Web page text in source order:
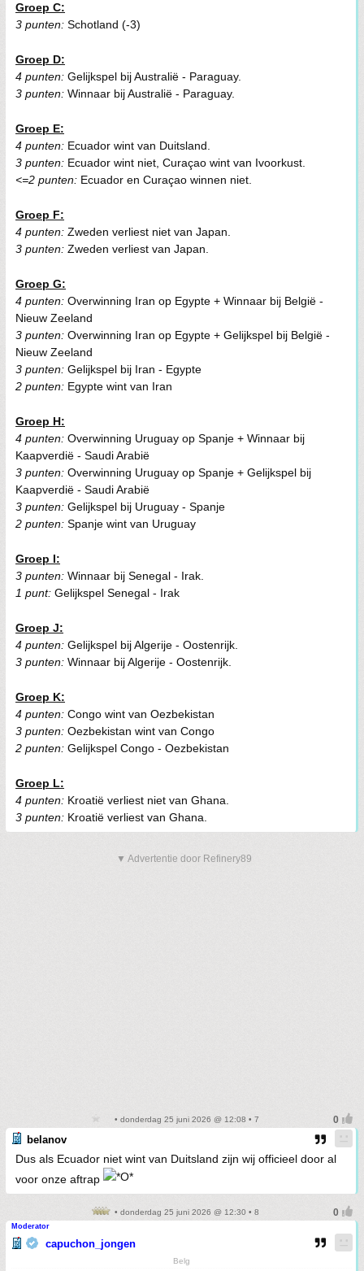
Groep C:
3 punten: Schotland (-3)
Groep D:
4 punten: Gelijkspel bij Australië - Paraguay.
3 punten: Winnaar bij Australië - Paraguay.
Groep E:
4 punten: Ecuador wint van Duitsland.
3 punten: Ecuador wint niet, Curaçao wint van Ivoorkust.
<=2 punten: Ecuador en Curaçao winnen niet.
Groep F:
4 punten: Zweden verliest niet van Japan.
3 punten: Zweden verliest van Japan.
Groep G:
4 punten: Overwinning Iran op Egypte + Winnaar bij België -
Nieuw Zeeland
3 punten: Overwinning Iran op Egypte + Gelijkspel bij België -
Nieuw Zeeland
3 punten: Gelijkspel bij Iran - Egypte
2 punten: Egypte wint van Iran
Groep H:
4 punten: Overwinning Uruguay op Spanje + Winnaar bij
Kaapverdië - Saudi Arabië
3 punten: Overwinning Uruguay op Spanje + Gelijkspel bij
Kaapverdië - Saudi Arabië
3 punten: Gelijkspel bij Uruguay - Spanje
2 punten: Spanje wint van Uruguay
Groep I:
3 punten: Winnaar bij Senegal - Irak.
1 punt: Gelijkspel Senegal - Irak
Groep J:
4 punten: Gelijkspel bij Algerije - Oostenrijk.
3 punten: Winnaar bij Algerije - Oostenrijk.
Groep K:
4 punten: Congo wint van Oezbekistan
3 punten: Oezbekistan wint van Congo
2 punten: Gelijkspel Congo - Oezbekistan
Groep L:
4 punten: Kroatië verliest niet van Ghana.
3 punten: Kroatië verliest van Ghana.
▼ Advertentie door Refinery89
• donderdag 25 juni 2026 @ 12:08 • 7
belanov
Dus als Ecuador niet wint van Duitsland zijn wij officieel door al
voor onze aftrap
• donderdag 25 juni 2026 @ 12:30 • 8
Moderator
capuchon_jongen
Belg